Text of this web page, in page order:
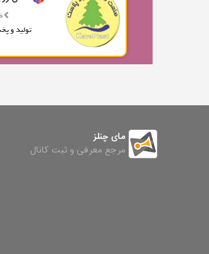
تولید و
مای چنلز
مرجع معرفی و ثبت کانال